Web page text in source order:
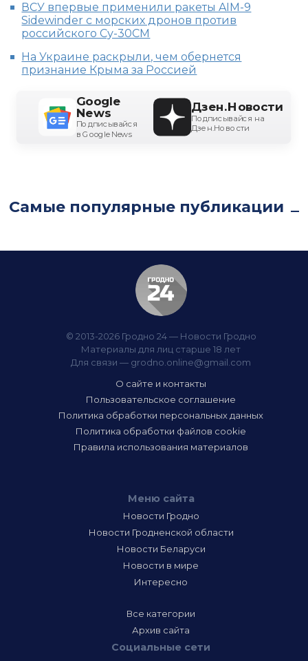
ВСУ впервые применили ракеты AIM-9
Sidewinder с морских дронов против
российского Су-30СМ
На Украине раскрыли, чем обернется
признание Крыма за Россией
Google
News
Подписывайся
в Google News
Дзен.Новости
Подписывайся на
Дзен.Новости
Самые популярные публикации
© 2013-2026 Гродно 24 — Новости Гродно
Материалы для лиц старше 18 лет
Для связи — grodno.online@gmail.com
О сайте и контакты
Пользовательское соглашение
Политика обработки персональных данных
Политика обработки файлов cookie
Правила использования материалов
Меню сайта
Новости Гродно
Новости Гродненской области
Новости Беларуси
Новости в мире
Интересно
Все категории
Архив сайта
Социальные сети